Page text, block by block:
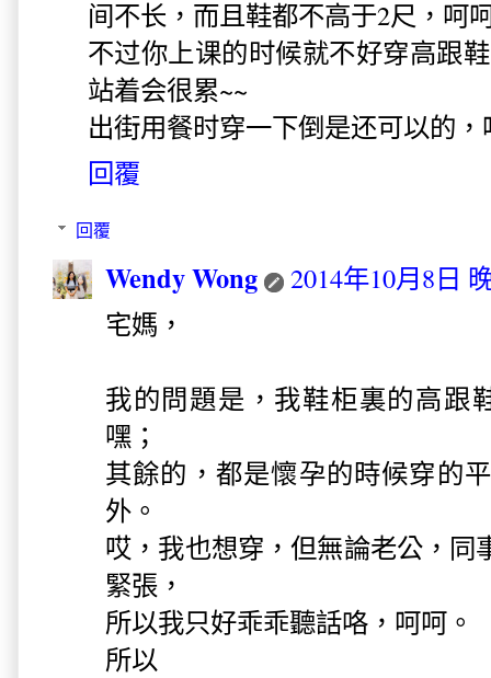
间不长，而且鞋都不高于2尺，呵
不过你上课的时候就不好穿高跟
站着会很累~~
出街用餐时穿一下倒是还可以的，
回覆
回覆
Wendy Wong
2014年10月8日
宅媽，
我的問題是，我鞋柜裏的高跟
嘿；
其餘的，都是懷孕的時候穿的
外。
哎，我也想穿，但無論老公，同
緊張，
所以我只好乖乖聽話咯，呵呵。
所以